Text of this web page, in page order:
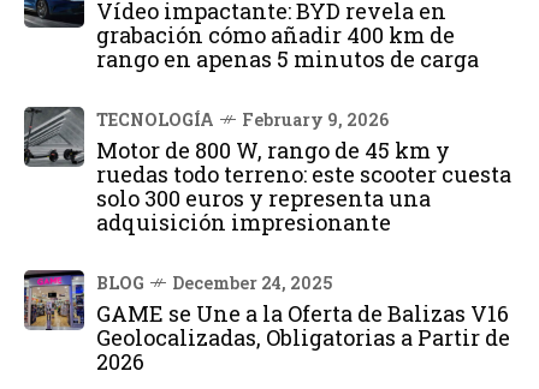
Vídeo impactante: BYD revela en
grabación cómo añadir 400 km de
rango en apenas 5 minutos de carga
TECNOLOGÍA February 9, 2026
Motor de 800 W, rango de 45 km y
ruedas todo terreno: este scooter cuesta
solo 300 euros y representa una
adquisición impresionante
BLOG December 24, 2025
GAME se Une a la Oferta de Balizas V16
Geolocalizadas, Obligatorias a Partir de
2026